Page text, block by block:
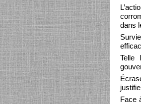
dans
Telle
Face